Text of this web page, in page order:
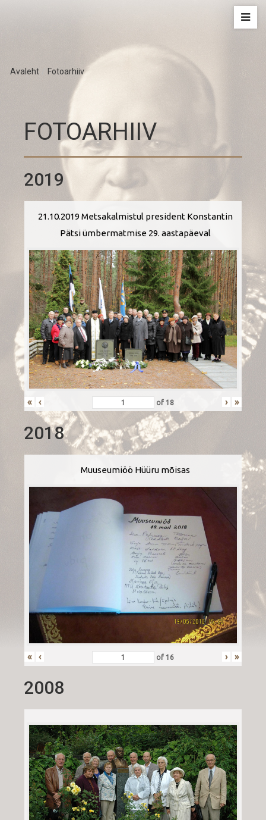
Avaleht Fotoarhiiv
FOTOARHIIV
2019
21.10.2019 Metsakalmistul president Konstantin
Pätsi ümbermatmise 29. aastapäeval
« ‹ of18 › »
2018
Muuseumiöö Hüüru mõisas
« ‹ of16 › »
2008